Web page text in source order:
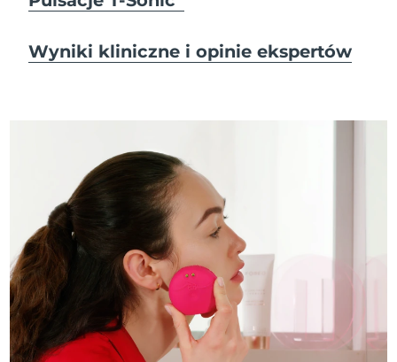
Wyniki kliniczne i opinie ekspertów